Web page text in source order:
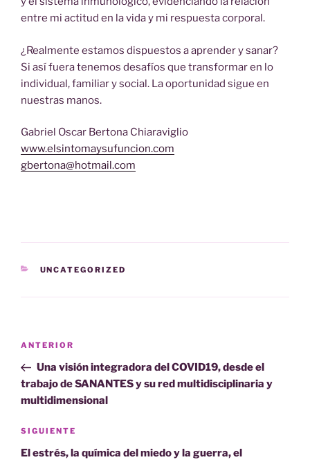
entre mi actitud en la vida y mi respuesta corporal.
¿Realmente estamos dispuestos a aprender y sanar?
Si así fuera tenemos desafíos que transformar en lo
individual, familiar y social. La oportunidad sigue en
nuestras manos.
Gabriel Oscar Bertona Chiaraviglio
www.elsintomaysufuncion.com
gbertona@hotmail.com
CATEGORÍAS
UNCATEGORIZED
Navegación
entradas
Entrada
anterior:
ANTERIOR
Una visión integradora del COVID19, desde el
trabajo de SANANTES y su red multidisciplinaria y
multidimensional
Siguiente
entrada
SIGUIENTE
El estrés, la química del miedo y la guerra, el